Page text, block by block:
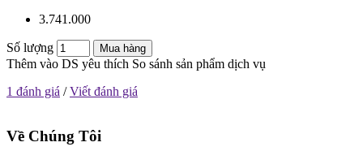
3.741.000
Số lượng Mua hàng
Thêm vào DS yêu thích So sánh sản phẩm dịch vụ
1 đánh giá /Viết đánh giá
Về Chúng Tôi